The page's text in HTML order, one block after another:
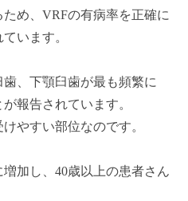
め、VRFの有病率を正確に
います。
、下顎臼歯が最も頻繁に
報告されています。
やすい部位なのです。
加し、40歳以上の患者さん